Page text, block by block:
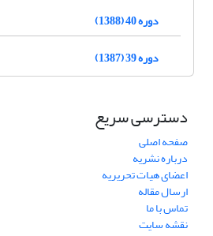
دوره 40 (1388)
دوره 39 (1387)
دسترسی سریع
صفحه اصلی
درباره نشریه
اعضای هیات تحریریه
ارسال مقاله
تماس با ما
نقشه سایت